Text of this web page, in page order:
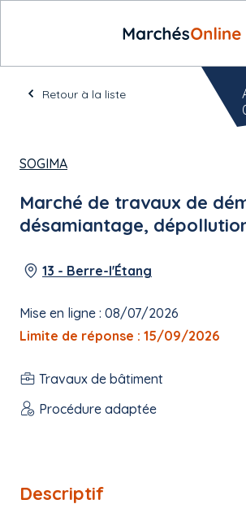
Retour à la liste
SOGIMA
Marché de travaux de
désamiantage,
13 - Berre-l'Étang
Mise en ligne : 08/07/2026
Limite de réponse : 15/09/2026
Travaux de bâtiment
Procédure adaptée
Descriptif